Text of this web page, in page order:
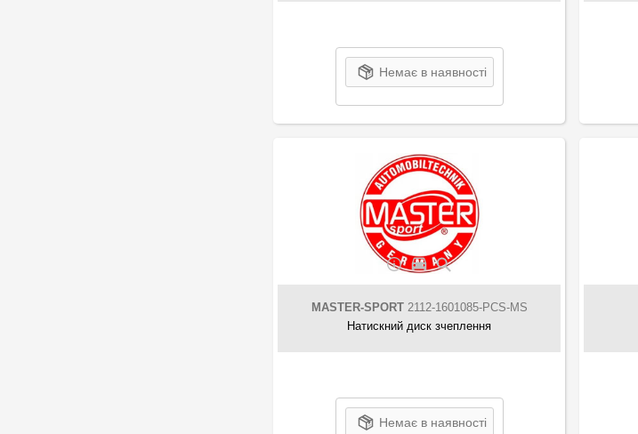
Немає в наявності
MASTER-SPORT2112-1601085-PCS-MS
Натискний диск зчеплення
Немає в наявності